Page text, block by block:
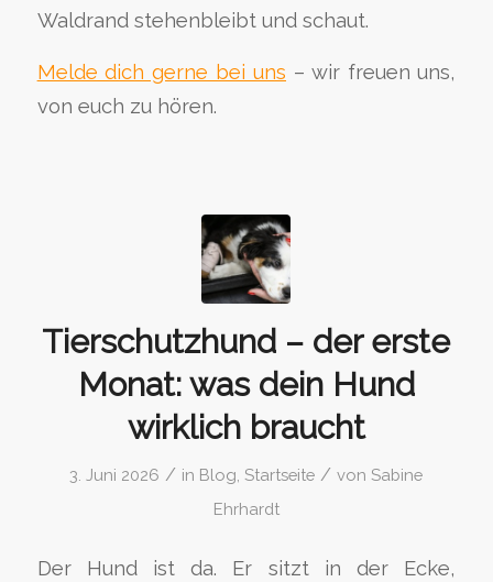
Waldrand stehenbleibt und schaut.
Melde dich gerne bei uns – wir freuen uns,
von euch zu hören.
Tierschutzhund – der erste
Monat: was dein Hund
wirklich braucht
3. Juni 2026 / in Blog ,Startseite / vonSabine
Ehrhardt
Der Hund ist da. Er sitzt in der Ecke,